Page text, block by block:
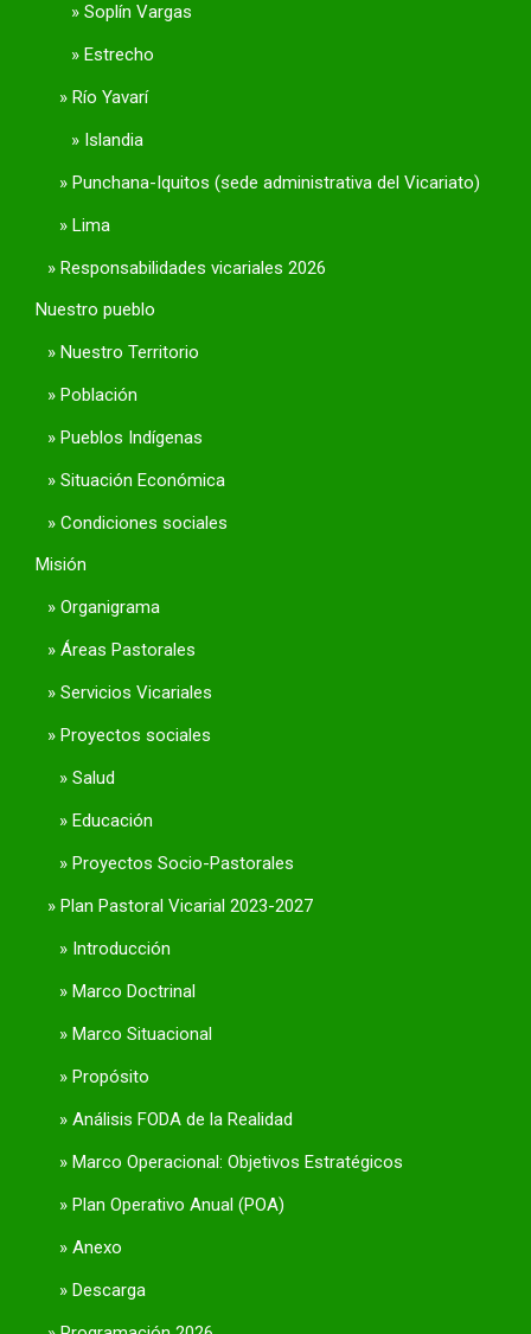
Soplín Vargas
Estrecho
Río Yavarí
Islandia
Punchana-Iquitos (sede administrativa del Vicariato)
Lima
Responsabilidades vicariales 2026
Nuestro pueblo
Nuestro Territorio
Población
Pueblos Indígenas
Situación Económica
Condiciones sociales
Misión
Organigrama
Áreas Pastorales
Servicios Vicariales
Proyectos sociales
Salud
Educación
Proyectos Socio-Pastorales
Plan Pastoral Vicarial 2023-2027
Introducción
Marco Doctrinal
Marco Situacional
Propósito
Análisis FODA de la Realidad
Marco Operacional: Objetivos Estratégicos
Plan Operativo Anual (POA)
Anexo
Descarga